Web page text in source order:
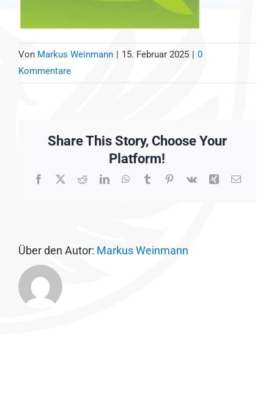
Von Markus Weinmann | 15. Februar 2025 | 0
Kommentare
Share This Story, Choose Your
Platform!
Facebook
X RedditLinkedInWhatsApp
TumblrPinterest
Vk Xing E-
Über den Autor: Markus Weinmann